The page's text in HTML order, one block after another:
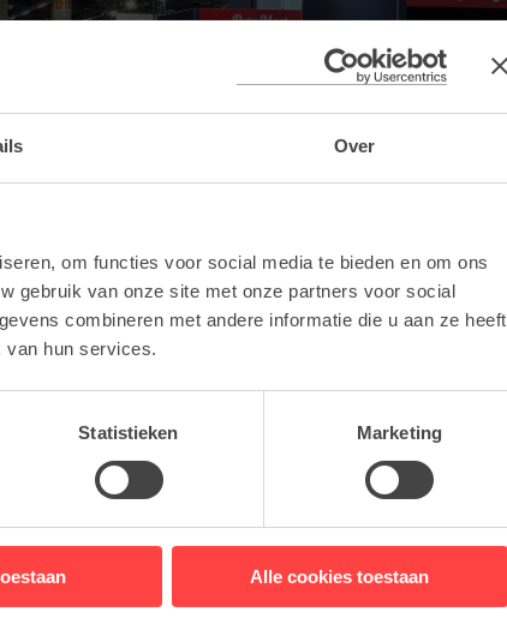
Over
om functies voor social media te bieden en om ons
gebruik van onze site met onze partners voor social
combineren met andere informatie die u aan ze heeft
van hun services.
Statistieken Marketing
Alle cookies toestaan